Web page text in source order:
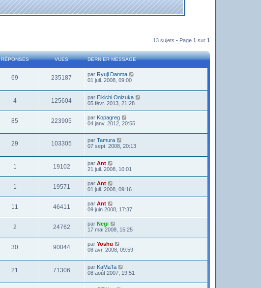
13 sujets • Page 1 sur 1
RÉPONSES VUES DERNIER MESSAGE
69 235187 par Ryuji Danma
01 juil. 2008, 09:00
4 125604 par Eikichi Onizuka
05 févr. 2013, 21:28
85 223905 par Kopagreg
04 janv. 2012, 20:55
29 103305 par Tamura
07 sept. 2008, 20:13
1 19102 par Ant
21 juil. 2008, 10:01
1 19571 par Ant
01 juil. 2008, 09:16
11 46411 par Ant
09 juin 2008, 17:37
2 24762 par Negi
17 mai 2008, 15:25
30 90044 par Yoshu
08 avr. 2008, 09:59
21 71306 par KaMaTa
08 août 2007, 19:51